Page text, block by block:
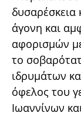
δυσαρέσκεια
άγονη και
αφορισμών
το
ιδρυμάτων
όφελος του
Ιωαννίνων